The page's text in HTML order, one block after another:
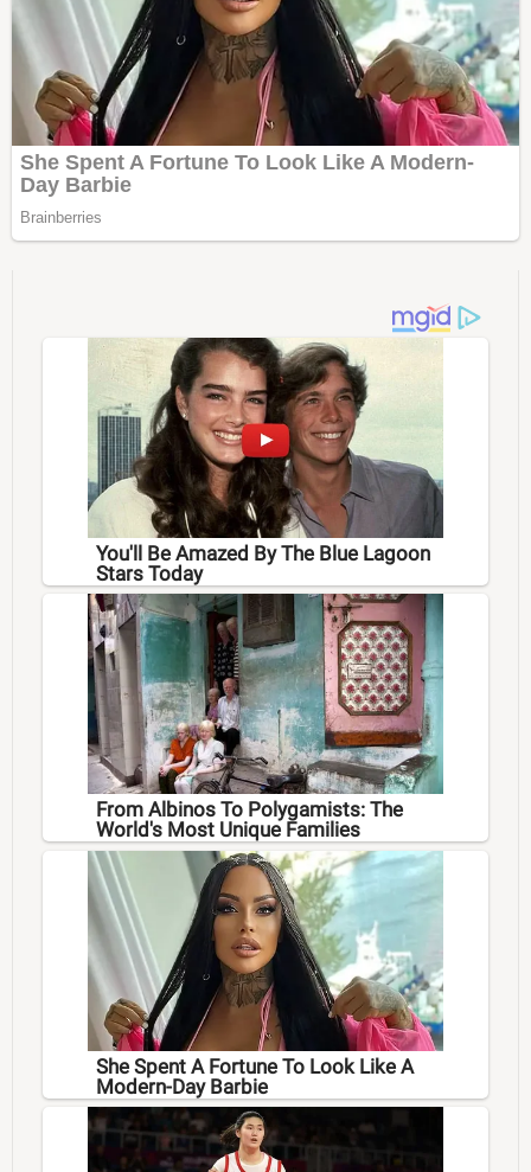
You'll Be Amazed By The Blue Lagoon
Stars Today
From Albinos To Polygamists: The
World's Most Unique Families
She Spent A Fortune To Look Like A
Modern-Day Barbie